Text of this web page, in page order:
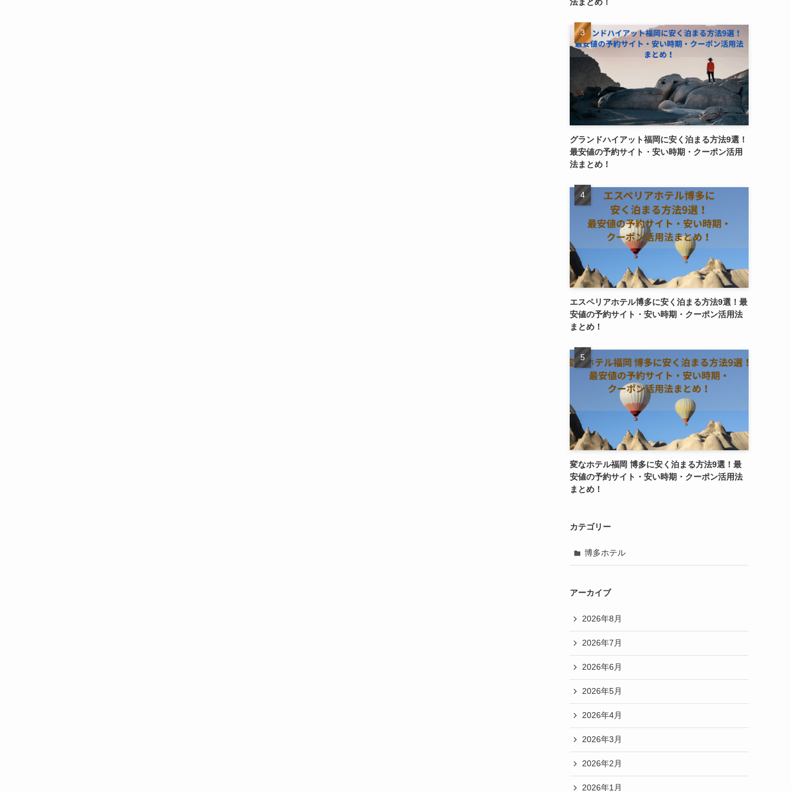
グランドハイアット福岡に安く泊まる方法9選！
最安値の予約サイト・安い時期・クーポン活用
法まとめ！
エスペリアホテル博多に安く泊まる方法9選！最
安値の予約サイト・安い時期・クーポン活用法
まとめ！
変なホテル福岡 博多に安く泊まる方法9選！最
安値の予約サイト・安い時期・クーポン活用法
まとめ！
カテゴリー
博多ホテル
アーカイブ
2026年8月
2026年7月
2026年6月
2026年5月
2026年4月
2026年3月
2026年2月
2026年1月